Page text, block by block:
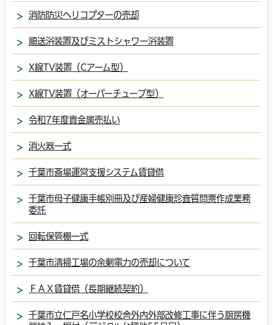
消防防災ヘリコプターの売却
順送浴装置及びミストシャワー浴装置
X線TV装置（Cアーム型）
X線TV装置（オーバーチューブ型）
令和7年度貴金属売払い
消火器一式
千葉市斎場運営支援システム賃貸借
千葉市母子健康手帳別冊及び産婦健康診査質問票作成業務
委託
回転保管棚一式
千葉市清掃工場の余剰電力の売却について
ＦＡＸ賃貸借（長期継続契約）
千葉市立仁戸名小学校校舎外内外部改修工事に伴う厨房機